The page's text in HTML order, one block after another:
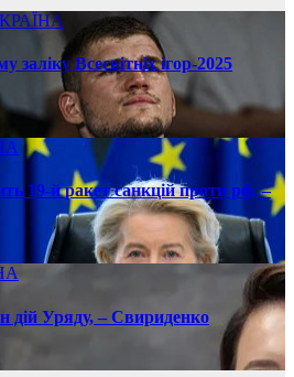
Всесвітніх ігор-2025
19-й ракет санкцій проти рф, –
дій Уряду, – Свириденко